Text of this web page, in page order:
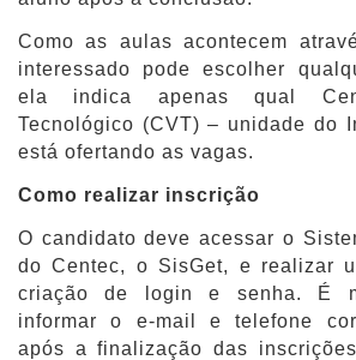
Como as aulas acontecem
interessado pode escolher
ela indica apenas qual
Tecnológico (CVT) – unidade do
está ofertando as vagas.
Como realizar inscrição
O candidato deve acessar o
do Centec, o SisGet, e realizar
criação de login e senha. É
informar o e-mail e telefone
após a finalização das